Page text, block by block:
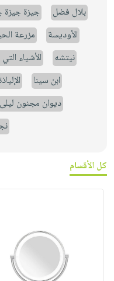
بلال فضل جيزة جيزة
الأوديسة
مزرعة
نيتشه
الأشياء
ابن سينا
ديوان مجنون ليلى
كل الأقسام